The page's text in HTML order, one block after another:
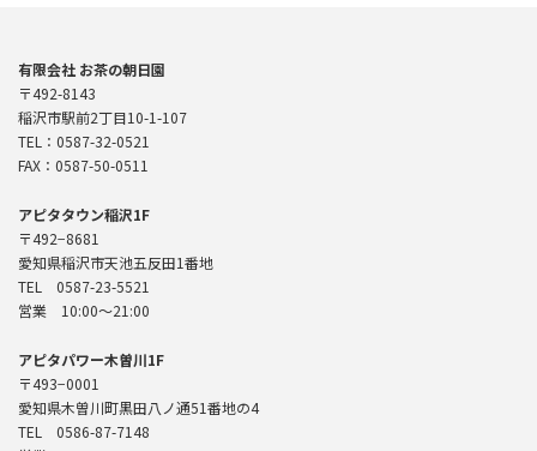
有限会社 お茶の朝日園
〒492-8143
稲沢市駅前2丁目10-1-107
TEL：0587-32-0521
FAX：0587-50-0511
アピタタウン稲沢1F
〒492−8681
愛知県稲沢市天池五反田1番地
TEL 0587-23-5521
営業 10:00〜21:00
アピタパワー木曽川1F
〒493−0001
愛知県木曽川町黒田八ノ通51番地の4
TEL 0586-87-7148